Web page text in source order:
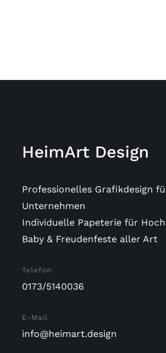
HeimArt Design
Professionelles Grafikdesign
Unternehmen
Individuelle Papeterie für
Baby & Freudenfeste aller Art
Telefon
0173/5140036
E-Mail
info@heimart.design